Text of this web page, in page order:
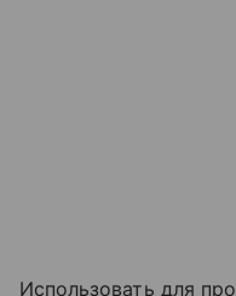
Использовать для